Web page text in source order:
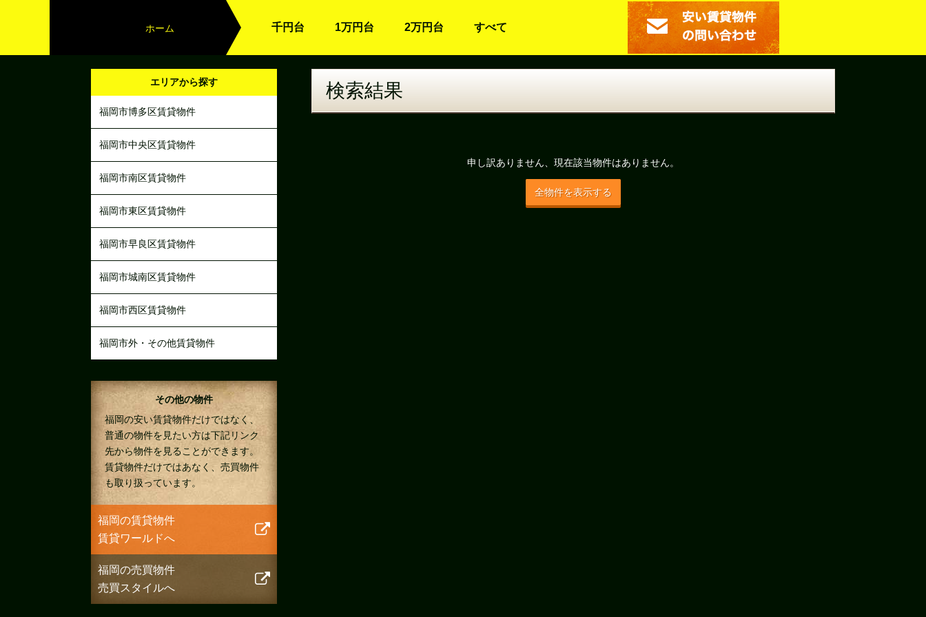
ホーム 千円台 1万円台 2万円台 すべて
エリアから探す
福岡市博多区賃貸物件
福岡市中央区賃貸物件
福岡市南区賃貸物件
福岡市東区賃貸物件
福岡市早良区賃貸物件
福岡市城南区賃貸物件
福岡市西区賃貸物件
福岡市外・その他賃貸物件
その他の物件
福岡の安い賃貸物件だけではなく、
普通の物件を見たい方は下記リンク
先から物件を見ることができます。
賃貸物件だけではあなく、売買物件
も取り扱っています。
福岡の賃貸物件
賃貸ワールドへ
福岡の売買物件
売買スタイルへ
検索結果
申し訳ありません、現在該当物件はありません。
全物件を表示する